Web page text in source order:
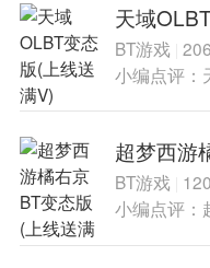
天域
满V)
BT游戏
小编点评：
超梦西游
(上线送满
BT游戏
小编点评：